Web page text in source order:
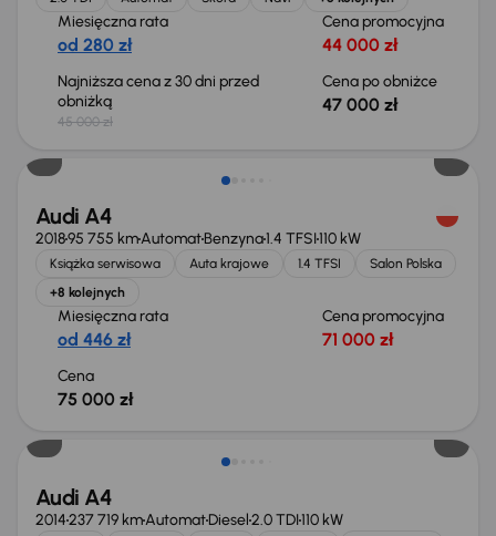
Miesięczna rata
od 280 zł
Cena promocyjna
44 000 zł
Najniższa cena z 30 dni przed
obniżką
45 000 zł
Cena po obniżce
47 000 zł
Możliwość odliczenia VAT
Audi A4
201895 755 kmAutomatBenzyna1.4 TFSI110 kW
Książka serwisowa Auta krajowe 1.4 TFSI
Salon Polska
+8 kolejnych
Miesięczna rata
od 446 zł
Cena promocyjna
71 000 zł
Cena
75 000 zł
Audi A4
2014237 719 kmAutomatDiesel2.0 TDI110 kW